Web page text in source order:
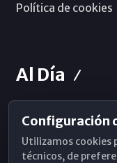
Política de cookies
Al Día
Horarios de Misa
Hemeroteca
Configuración
Utilizamos cookies
técnicos, de